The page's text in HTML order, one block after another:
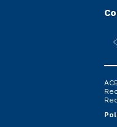
sofrer *A